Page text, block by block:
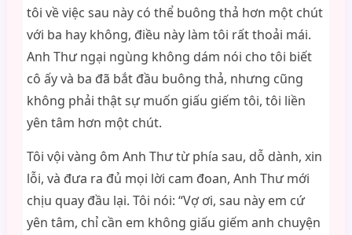
tôi về việc sau này có thể buông thả hơn một chút
với ba hay không, điều này làm tôi rất thoải mái.
Anh Thư ngại ngùng không dám nói cho tôi biết
cô ấy và ba đã bắt đầu buông thả, nhưng cũng
không phải thật sự muốn giấu giếm tôi, tôi liền
yên tâm hơn một chút.
Tôi vội vàng ôm Anh Thư từ phía sau, dỗ dành, xin
lỗi, và đưa ra đủ mọi lời cam đoan, Anh Thư mới
chịu quay đầu lại. Tôi nói: “Vợ ơi, sau này em cứ
yên tâm, chỉ cần em không giấu giếm anh chuyện